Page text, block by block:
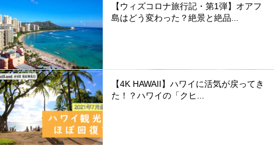
【ウィズコロナ旅行記・第1弾】オアフ
島はどう変わった？絶景と絶品...
【4K HAWAII】ハワイに活気が戻ってき
た！？ハワイの「クヒ...